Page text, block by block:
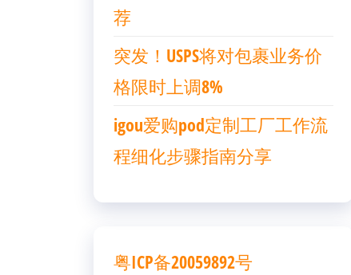
荐
突发！USPS将对包裹业务价
格限时上调8%
igou爱购pod定制工厂工作流
程细化步骤指南分享
粤ICP备20059892号